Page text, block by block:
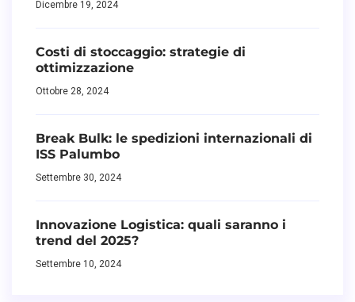
Dicembre 19, 2024
Costi di stoccaggio: strategie di
ottimizzazione
Ottobre 28, 2024
Break Bulk: le spedizioni internazionali di
ISS Palumbo
Settembre 30, 2024
Innovazione Logistica: quali saranno i
trend del 2025?
Settembre 10, 2024